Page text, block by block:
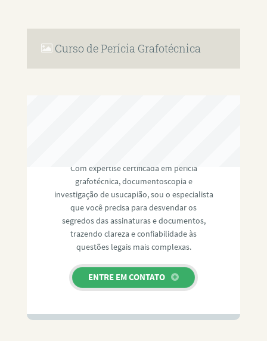
Curso de Perícia Grafotécnica
Com expertise certificada em perícia
grafotécnica, documentoscopia e
investigação de usucapião, sou o especialista
que você precisa para desvendar os
segredos das assinaturas e documentos,
trazendo clareza e confiabilidade às
questões legais mais complexas.
ENTRE EM CONTATO